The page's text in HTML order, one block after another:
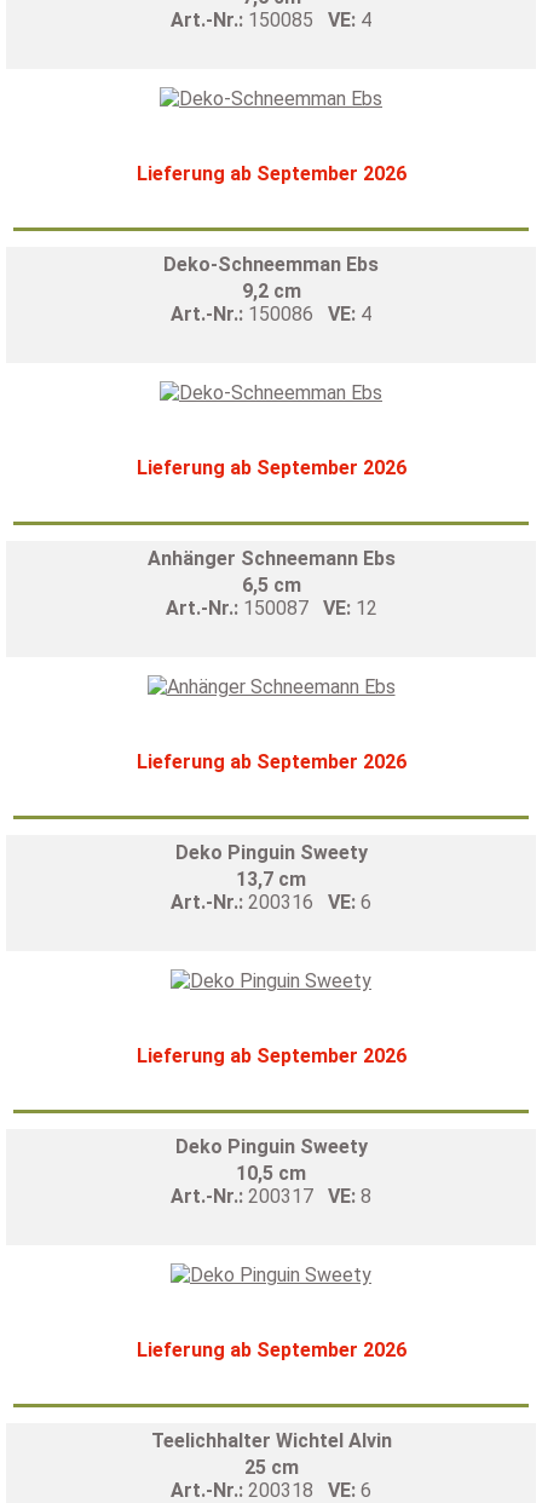
Art.-Nr.: 150085 VE: 4
Lieferung ab September 2026
Deko-Schneemman Ebs
9,2 cm
Art.-Nr.: 150086 VE: 4
Lieferung ab September 2026
Anhänger Schneemann Ebs
6,5 cm
Art.-Nr.: 150087 VE: 12
Lieferung ab September 2026
Deko Pinguin Sweety
13,7 cm
Art.-Nr.: 200316 VE: 6
Lieferung ab September 2026
Deko Pinguin Sweety
10,5 cm
Art.-Nr.: 200317 VE: 8
Lieferung ab September 2026
Teelichhalter Wichtel Alvin
25 cm
Art.-Nr.: 200318 VE: 6